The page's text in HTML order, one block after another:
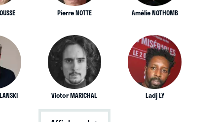
Pierre NOTTE Amélie NOTHOMB
Victor MARICHAL Ladj LY